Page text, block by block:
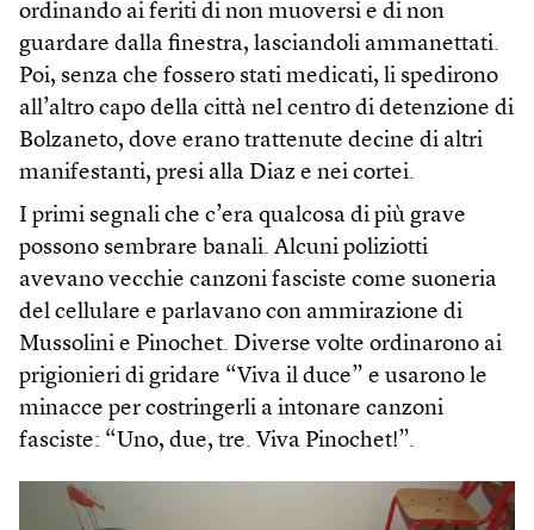
ordinando ai feriti di non muoversi e di non
guardare dalla finestra, lasciandoli ammanettati.
Poi, senza che fossero stati medicati, li spedirono
all’altro capo della città nel centro di detenzione di
Bolzaneto, dove erano trattenute decine di altri
manifestanti, presi alla Diaz e nei cortei.
I primi segnali che c’era qualcosa di più grave
possono sembrare banali. Alcuni poliziotti
avevano vecchie canzoni fasciste come suoneria
del cellulare e parlavano con ammirazione di
Mussolini e Pinochet. Diverse volte ordinarono ai
prigionieri di gridare “Viva il duce” e usarono le
minacce per costringerli a intonare canzoni
fasciste: “Uno, due, tre. Viva Pinochet!”.